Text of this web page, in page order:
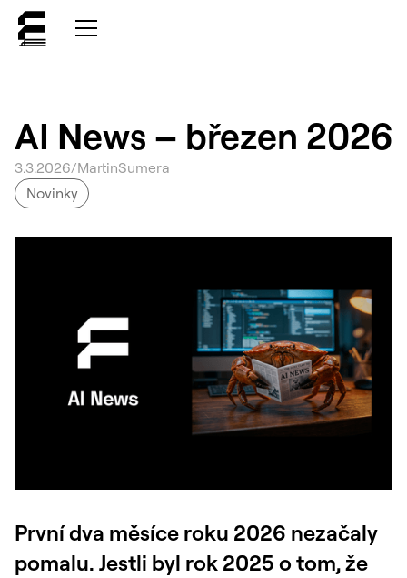
AI News – březen 2026
3.3.2026/MartinSumera
Novinky
První dva měsíce roku 2026 nezačaly
pomalu. Jestli byl rok 2025 o tom, že